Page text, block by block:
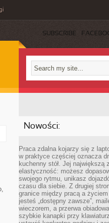
SUBSCRIBE
Nowości:
Praca zdalna kojarzy się z
w praktyce częściej oznacza
kuchenny stół. Jej największą
elastyczność: możesz
swojego rytmu, unikasz
czasu dla siebie. Z drugiej
granice między pracą a
jesteś „dostępny zawsze”,
wieczorem, a przerwa
szybkie kanapki przy